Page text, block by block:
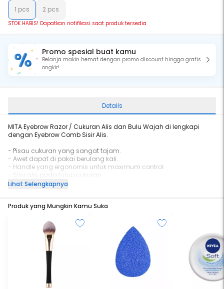
1 pcs
2 pcs
STOK HABIS! Dapatkan notifikasi saat produk tersedia
Promo spesial buat kamu
Belanja makin hemat dengan promo discount hingga gratis
ongkir!
Details
MITA Eyebrow Razor / Cukuran Alis dan Bulu Wajah di lengkapi
dengan Eyebrow Comb Sisir Alis.
- Pisau cukuran yang sangat tajam.
- Awet dapat di pakai berulang kali.
- Handle yang ergonomis untuk maximum control.
- Sisir alis pada tutup cukuran.
- Isi 1 atau isi 2 Pisau Made in Switzerland.
Lihat Selengkapnya
Produk yang Mungkin Kamu Suka